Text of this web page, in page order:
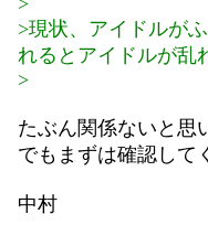
>現状、アイドルが
れるとアイドルが乱
>
たぶん関係ないと思
でもまずは確認して
中村